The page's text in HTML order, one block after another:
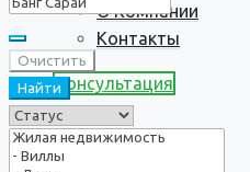
О Компании
Контакты
Консультация
Очистить
Найти